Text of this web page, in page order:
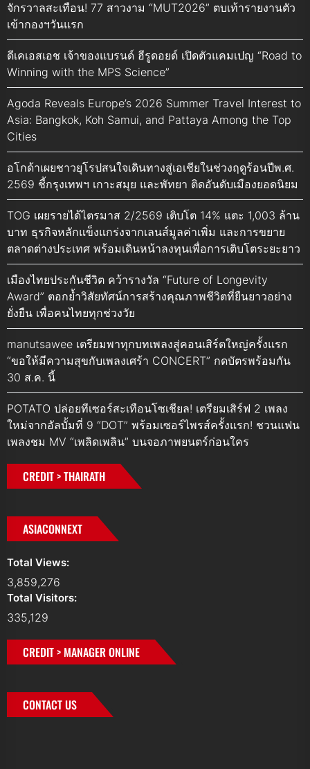
จักรวาลสะเทือน! 77 สาวงาม “MUT2026” ตบเท้ารายงานตัว
เข้ากองฯวันแรก
ดีเคเอสเอช เจ้าของแบรนด์ ฮีรูดอยด์ เปิดตัวแคมเปญ “Road to
Winning with the MPS Science”
Agoda Reveals Europe’s 2026 Summer Travel Interest to
Asia: Bangkok, Koh Samui, and Pattaya Among the Top
Cities
อโกด้าเผยชาวยุโรปสนใจเดินทางสู่เอเชียในช่วงฤดูร้อนปีพ.ศ.
2569 ชี้กรุงเทพฯ เกาะสมุย และพัทยา ติดอันดับเมืองยอดนิยม
TOG เผยรายได้ไตรมาส 2/2569 เติบโต 14% แตะ 1,003 ล้าน
บาท ธุรกิจหลักแข็งแกร่งจากเลนส์มูลค่าเพิ่ม และการขยาย
ตลาดต่างประเทศ พร้อมเดินหน้าลงทุนเพื่อการเติบโตระยะยาว
เมืองไทยประกันชีวิต คว้ารางวัล “Future of Longevity
Award” ตอกย้ำวิสัยทัศน์การสร้างคุณภาพชีวิตที่ยืนยาวอย่าง
ยั่งยืน เพื่อคนไทยทุกช่วงวัย
manutsawee เตรียมพาทุกบทเพลงสู่คอนเสิร์ตใหญ่ครั้งแรก
“ขอให้มีความสุขกับเพลงเศร้า CONCERT” กดบัตรพร้อมกัน
30 ส.ค. นี้
POTATO ปล่อยทีเซอร์สะเทือนโซเชียล! เตรียมเสิร์ฟ 2 เพลง
ใหม่จากอัลบั้มที่ 9 “DOT” พร้อมเซอร์ไพรส์ครั้งแรก! ชวนแฟน
เพลงชม MV “เพลิดเพลิน” บนจอภาพยนตร์ก่อนใคร
CREDIT > THAIRATH
ASIACONNEXT
Total Views:
3,859,276
Total Visitors:
335,129
CREDIT > MANAGER ONLINE
CONTACT US